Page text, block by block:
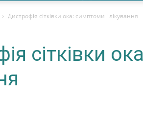
Дистрофія сітківки ока: симптоми і лікування
сітківки